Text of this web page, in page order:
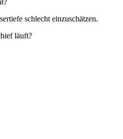
schlecht einzuschätzen.
läuft?